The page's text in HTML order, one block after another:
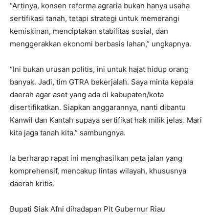
“Artinya, konsen reforma agraria bukan hanya usaha
sertifikasi tanah, tetapi strategi untuk memerangi
kemiskinan, menciptakan stabilitas sosial, dan
menggerakkan ekonomi berbasis lahan,” ungkapnya.
“Ini bukan urusan politis, ini untuk hajat hidup orang
banyak. Jadi, tim GTRA bekerjalah. Saya minta kepala
daerah agar aset yang ada di kabupaten/kota
disertifikatkan. Siapkan anggarannya, nanti dibantu
Kanwil dan Kantah supaya sertifikat hak milik jelas. Mari
kita jaga tanah kita.” sambungnya.
Ia berharap rapat ini menghasilkan peta jalan yang
komprehensif, mencakup lintas wilayah, khususnya
daerah kritis.
Bupati Siak Afni dihadapan Plt Gubernur Riau